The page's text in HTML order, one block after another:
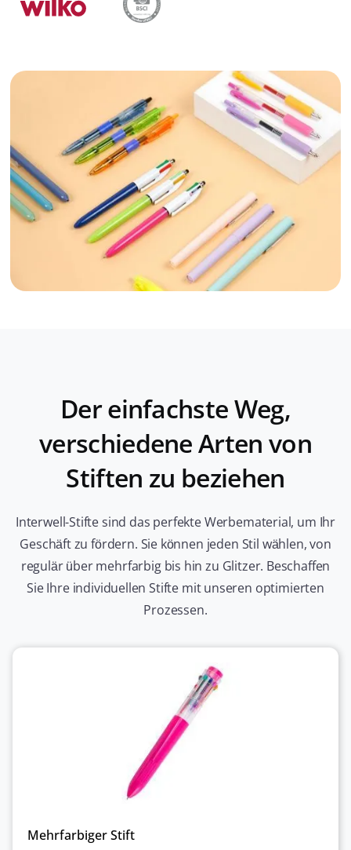
Der einfachste Weg,
verschiedene Arten von
Stiften zu beziehen
Interwell-Stifte sind das perfekte Werbematerial, um Ihr
Geschäft zu fördern. Sie können jeden Stil wählen, von
regulär über mehrfarbig bis hin zu Glitzer. Beschaffen
Sie Ihre individuellen Stifte mit unseren optimierten
Prozessen.
Mehrfarbiger Stift